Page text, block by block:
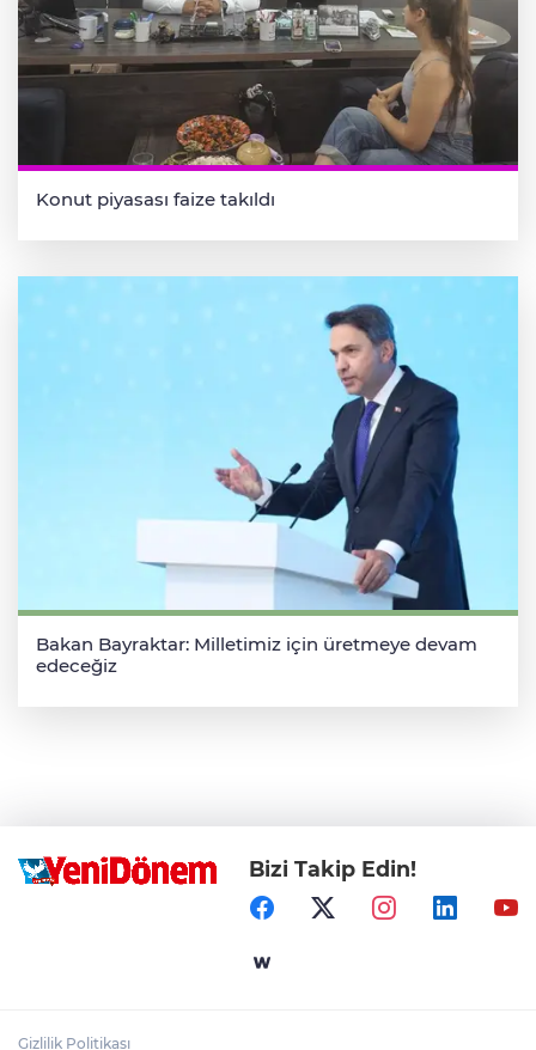
Konut piyasası faize takıldı
Bakan Bayraktar: Milletimiz için üretmeye devam
edeceğiz
Bizi Takip Edin!
Gizlilik Politikası